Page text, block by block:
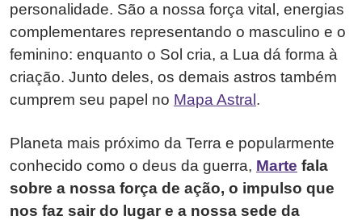
personalidade. São a nossa força vital, energias
complementares representando o masculino e o
feminino: enquanto o Sol cria, a Lua dá forma à
criação. Junto deles, os demais astros também
cumprem seu papel no Mapa Astral .
Planeta mais próximo da Terra e popularmente
conhecido como o deus da guerra, Marte fala
sobre a nossa força de ação, o impulso que
nos faz sair do lugar e a nossa sede da